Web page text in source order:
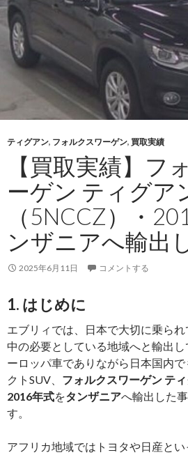
ティグアン, フォルクスワーゲン, 買取実績
【買取実績】フ
ーゲン ティグア
（5NCCZ）・
ンザニアへ輸出
2025年6月11日 コメントする
1. はじめに
エブリィでは、日本で大切に乗ら
中の必要としている地域へと輸出
ーロッパ車でありながら日本国内
クトSUV、 フォルクスワーゲン テ
2016年式をタンザニアへ輸出した
す。
アフリカ地域ではトヨタや日産と